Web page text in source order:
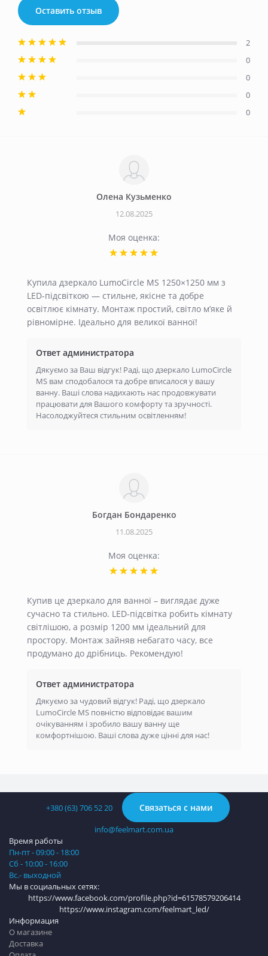
Оставить отзыв
2
0
0
0
0
Олена Кузьменко
12.08.2025
Моя оценка:
Купила дзеркало LumoCircle MS 1250×1250 мм з
LED-підсвіткою — стильне, якісне та добре
освітлює кімнату. Монтаж простий, світло м’яке й
рівномірне. Ідеально для великої ванної!
Ответ администратора
Дякуємо за Ваш відгук! Раді, що дзеркало LumoCircle
MS вам сподобалося та добре вписалося у вашу
ванну. Ваші слова надихають нас продовжувати
працювати для Вашого комфорту та зручності.
Насолоджуйтеся стильним освітленням!
Богдан Бондаренко
11.08.2025
Моя оценка:
Купив це дзеркало для ванної – виглядає дуже
сучасно та стильно. LED-підсвітка робить кімнату
світлішою, а розмір 1200 мм ідеальний для
простору. Монтаж зайняв небагато часу, все
продумано до дрібниць. Рекомендую!
Ответ администратора
Дякуємо за чудовий відгук! Раді, що дзеркало
LumoCircle MS повністю відповідає вашим
очікуванням і зробило вашу ванну ще
комфортнішою. Ваші слова дуже цінні для нас!
+380 (63) 706 52 20 Связаться с нами
info@feelmart.com.ua
Информация
О магазине
Доставка
Время работы
Пн-пт - 09:00 - 18:00
Сб - 10:00 - 16:00
Вс.- выходной
Мы в социальных сетях:
https://www.facebook.com/profile.php?id=61578579206414
https://www.instagram.com/feelmart_led/